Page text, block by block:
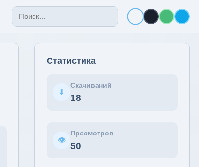
Статистика
⬇
Скачиваний
18
👁
Просмотров
50